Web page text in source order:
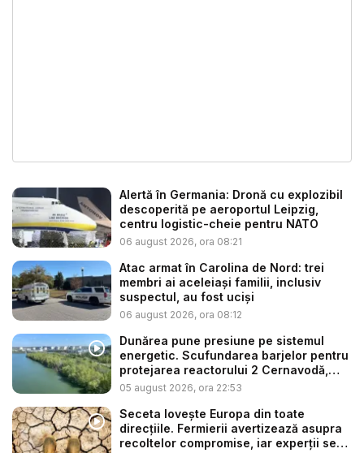
Alertă în Germania: Dronă cu explozibil
descoperită pe aeroportul Leipzig,
centru logistic-cheie pentru NATO
06 august 2026, ora 08:21
Atac armat în Carolina de Nord: trei
membri ai aceleiași familii, inclusiv
suspectul, au fost uciși
06 august 2026, ora 08:12
Dunărea pune presiune pe sistemul
energetic. Scufundarea barjelor pentru
protejarea reactorului 2 Cernavodă,
am...
05 august 2026, ora 22:53
Seceta lovește Europa din toate
direcțiile. Fermierii avertizează asupra
recoltelor compromise, iar experții se